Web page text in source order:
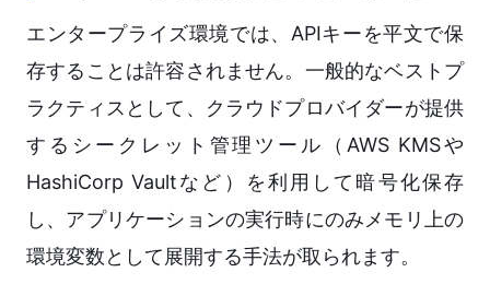
エンタープライズ環境では、APIキーを平文で保
存することは許容されません。一般的なベストプ
ラクティスとして、クラウドプロバイダーが提供
するシークレット管理ツール（AWS KMSや
HashiCorp Vaultなど）を利用して暗号化保存
し、アプリケーションの実行時にのみメモリ上の
環境変数として展開する手法が取られます。